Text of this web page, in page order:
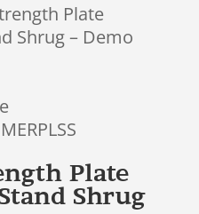
Plate
Shrug – Demo
Plate
Shrug